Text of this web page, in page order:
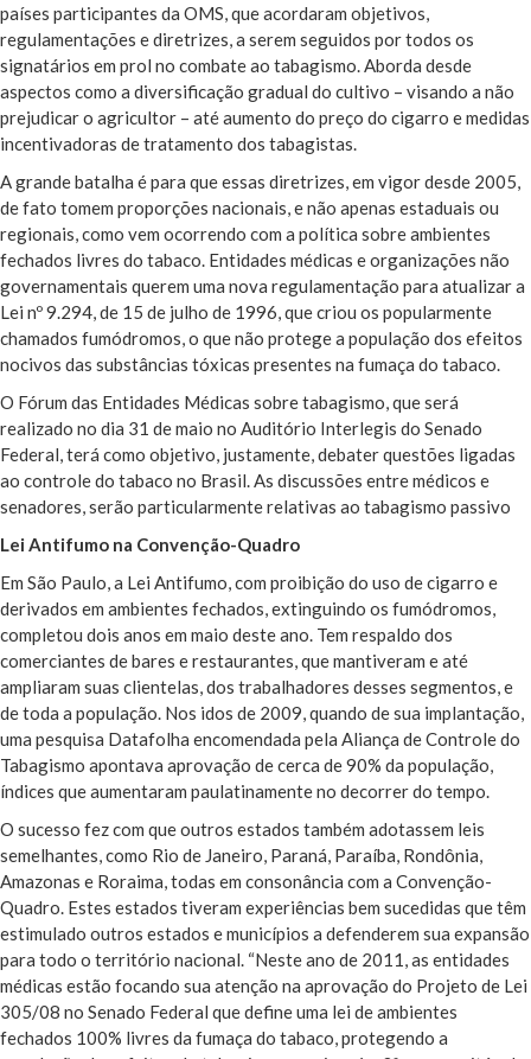
países participantes da OMS, que acordaram objetivos,
regulamentações e diretrizes, a serem seguidos por todos os
signatários em prol no combate ao tabagismo. Aborda desde
aspectos como a diversificação gradual do cultivo – visando a não
prejudicar o agricultor – até aumento do preço do cigarro e medidas
incentivadoras de tratamento dos tabagistas.
A grande batalha é para que essas diretrizes, em vigor desde 2005,
de fato tomem proporções nacionais, e não apenas estaduais ou
regionais, como vem ocorrendo com a política sobre ambientes
fechados livres do tabaco. Entidades médicas e organizações não
governamentais querem uma nova regulamentação para atualizar a
Lei nº 9.294, de 15 de julho de 1996, que criou os popularmente
chamados fumódromos, o que não protege a população dos efeitos
nocivos das substâncias tóxicas presentes na fumaça do tabaco.
O Fórum das Entidades Médicas sobre tabagismo, que será
realizado no dia 31 de maio no Auditório Interlegis do Senado
Federal, terá como objetivo, justamente, debater questões ligadas
ao controle do tabaco no Brasil. As discussões entre médicos e
senadores, serão particularmente relativas ao tabagismo passivo
Lei Antifumo na Convenção-Quadro
Em São Paulo, a Lei Antifumo, com proibição do uso de cigarro e
derivados em ambientes fechados, extinguindo os fumódromos,
completou dois anos em maio deste ano. Tem respaldo dos
comerciantes de bares e restaurantes, que mantiveram e até
ampliaram suas clientelas, dos trabalhadores desses segmentos, e
de toda a população. Nos idos de 2009, quando de sua implantação,
uma pesquisa Datafolha encomendada pela Aliança de Controle do
Tabagismo apontava aprovação de cerca de 90% da população,
índices que aumentaram paulatinamente no decorrer do tempo.
O sucesso fez com que outros estados também adotassem leis
semelhantes, como Rio de Janeiro, Paraná, Paraíba, Rondônia,
Amazonas e Roraima, todas em consonância com a Convenção-
Quadro. Estes estados tiveram experiências bem sucedidas que têm
estimulado outros estados e municípios a defenderem sua expansão
para todo o território nacional. “Neste ano de 2011, as entidades
médicas estão focando sua atenção na aprovação do Projeto de Lei
305/08 no Senado Federal que define uma lei de ambientes
fechados 100% livres da fumaça do tabaco, protegendo a